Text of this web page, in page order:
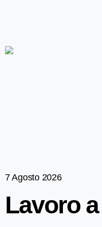
7 Agosto 2026
Lavoro